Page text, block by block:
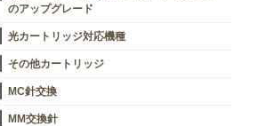
のアップグレード
光カートリッジ対応機種
その他カートリッジ
MC針交換
MM交換針